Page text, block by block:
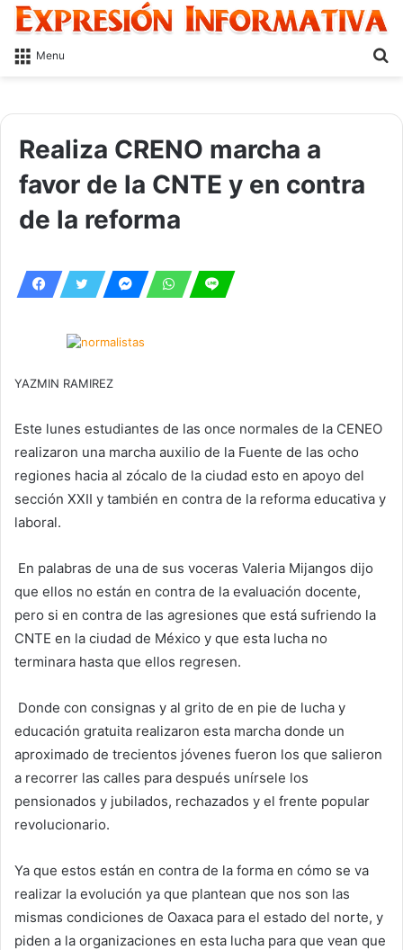
Menu
Realiza CRENO marcha a
favor de la CNTE y en contra
de la reforma
YAZMIN RAMIREZ
Este lunes estudiantes de las once normales de la CENEO
realizaron una marcha auxilio de la Fuente de las ocho
regiones hacia al zócalo de la ciudad esto en apoyo del
sección XXII y también en contra de la reforma educativa y
laboral.
En palabras de una de sus voceras Valeria Mijangos dijo
que ellos no están en contra de la evaluación docente,
pero si en contra de las agresiones que está sufriendo la
CNTE en la ciudad de México y que esta lucha no
terminara hasta que ellos regresen.
Donde con consignas y al grito de en pie de lucha y
educación gratuita realizaron esta marcha donde un
aproximado de trecientos jóvenes fueron los que salieron
a recorrer las calles para después unírsele los
pensionados y jubilados, rechazados y el frente popular
revolucionario.
Ya que estos están en contra de la forma en cómo se va
realizar la evolución ya que plantean que nos son las
mismas condiciones de Oaxaca para el estado del norte, y
piden a la organizaciones en esta lucha para que vean que